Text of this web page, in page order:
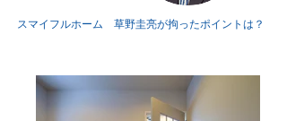
スマイフルホーム 草野圭亮が拘ったポイントは？